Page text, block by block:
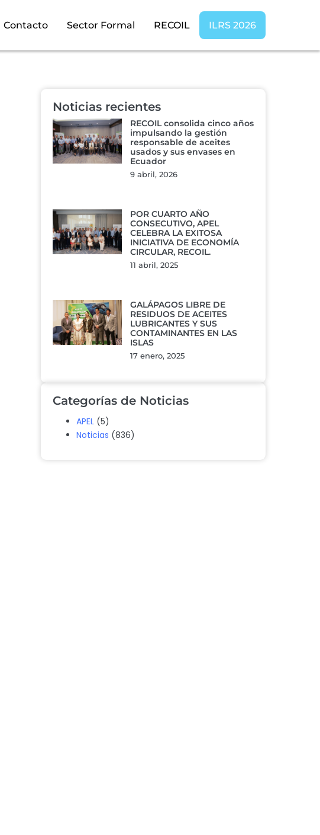
Contacto Sector Formal RECOIL ILRS 2026
Noticias recientes
RECOIL consolida cinco años
impulsando la gestión
responsable de aceites
usados y sus envases en
Ecuador
9 abril, 2026
POR CUARTO AÑO
CONSECUTIVO, APEL
CELEBRA LA EXITOSA
INICIATIVA DE ECONOMÍA
CIRCULAR, RECOIL.
11 abril, 2025
GALÁPAGOS LIBRE DE
RESIDUOS DE ACEITES
LUBRICANTES Y SUS
CONTAMINANTES EN LAS
ISLAS
17 enero, 2025
Categorías de Noticias
APEL (5)
Noticias (836)